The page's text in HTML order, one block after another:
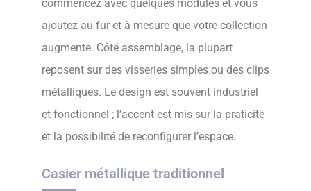
commencez avec quelques modules et vous
ajoutez au fur et à mesure que votre collection
augmente. Côté assemblage, la plupart
reposent sur des visseries simples ou des clips
métalliques. Le design est souvent industriel
et fonctionnel ; l’accent est mis sur la praticité
et la possibilité de reconfigurer l’espace.
Casier métallique traditionnel